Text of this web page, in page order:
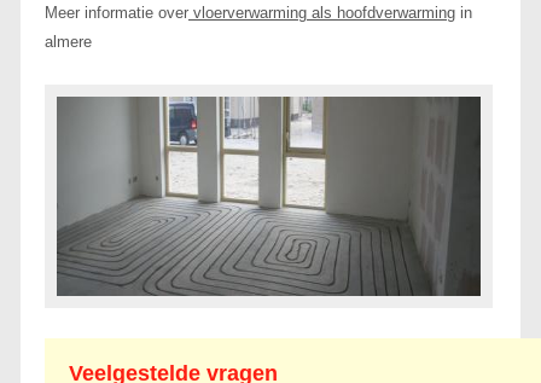
Meer informatie over vloerverwarming als hoofdverwarming in
almere
Veelgestelde vragen